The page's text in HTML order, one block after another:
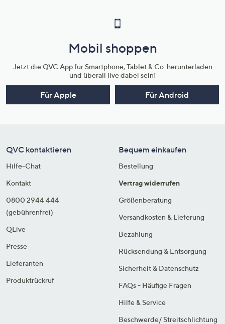
Mobil shoppen
Jetzt die QVC App für Smartphone, Tablet & Co. herunterladen
und überall live dabei sein!
Für Apple Für Android
QVC kontaktieren
Hilfe-Chat
Kontakt
0800 2944 444
(gebührenfrei)
QLive
Presse
Lieferanten
Produktrückruf
Bequem einkaufen
Bestellung
Vertrag widerrufen
Größenberatung
Versandkosten & Lieferung
Bezahlung
Rücksendung & Entsorgung
Sicherheit & Datenschutz
FAQs - Häufige Fragen
Hilfe & Service
Beschwerde/ Streitschlichtung